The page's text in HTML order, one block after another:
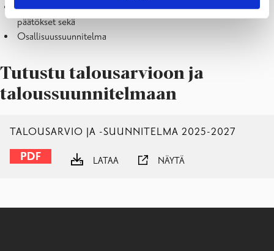
Elinkeino-ohjelma ja kaupungin kasvun edistämiseen liittyvät
päätökset sekä
Osallisuussuunnitelma
Tutustu talousarvioon ja
taloussuunnitelmaan
TALOUSARVIO JA -SUUNNITELMA 2025-2027
LATAA NÄYTÄ